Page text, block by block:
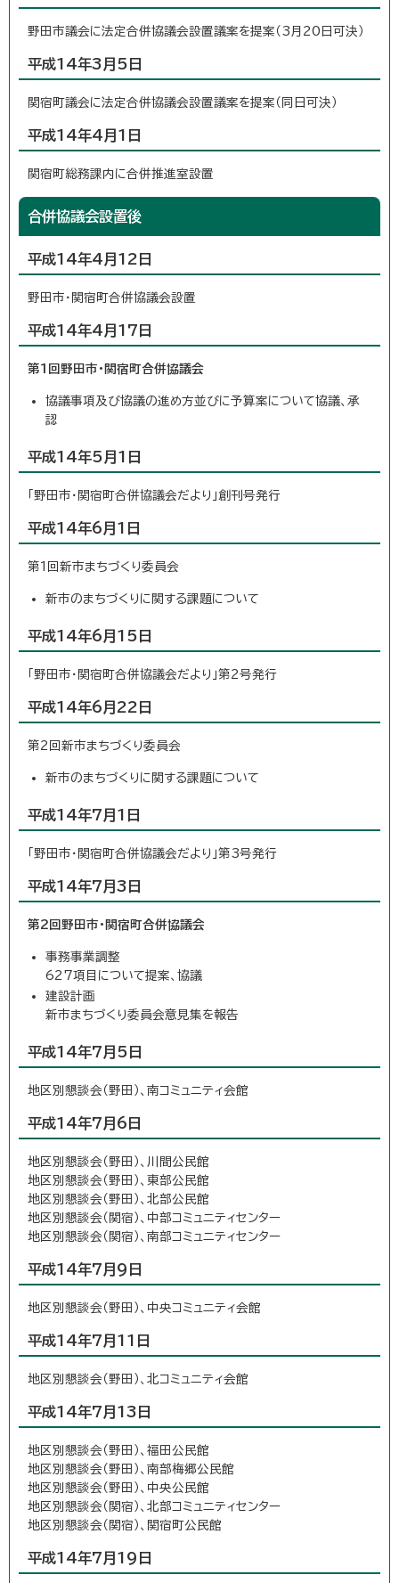
野田市議会に法定合併協議会設置議案を提案（3月20日可決）
平成14年3月5日
関宿町議会に法定合併協議会設置議案を提案（同日可決）
平成14年4月1日
関宿町総務課内に合併推進室設置
合併協議会設置後
平成14年4月12日
野田市・関宿町合併協議会設置
平成14年4月17日
第1回野田市・関宿町合併協議会
協議事項及び協議の進め方並びに予算案について協議、承
認
平成14年5月1日
「野田市・関宿町合併協議会だより」創刊号発行
平成14年6月1日
第1回新市まちづくり委員会
新市のまちづくりに関する課題について
平成14年6月15日
「野田市・関宿町合併協議会だより」第2号発行
平成14年6月22日
第2回新市まちづくり委員会
新市のまちづくりに関する課題について
平成14年7月1日
「野田市・関宿町合併協議会だより」第3号発行
平成14年7月3日
第2回野田市・関宿町合併協議会
事務事業調整
627項目について提案、協議
建設計画
新市まちづくり委員会意見集を報告
平成14年7月5日
地区別懇談会（野田）、南コミュニティ会館
平成14年7月6日
地区別懇談会（野田）、川間公民館
地区別懇談会（野田）、東部公民館
地区別懇談会（野田）、北部公民館
地区別懇談会（関宿）、中部コミュニティセンター
地区別懇談会（関宿）、南部コミュニティセンター
平成14年7月9日
地区別懇談会（野田）、中央コミュニティ会館
平成14年7月11日
地区別懇談会（野田）、北コミュニティ会館
平成14年7月13日
地区別懇談会（野田）、福田公民館
地区別懇談会（野田）、南部梅郷公民館
地区別懇談会（野田）、中央公民館
地区別懇談会（関宿）、北部コミュニティセンター
地区別懇談会（関宿）、関宿町公民館
平成14年7月19日